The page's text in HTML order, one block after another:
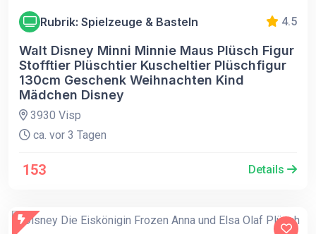
Rubrik: Spielzeuge & Basteln 4.5
Walt Disney Minni Minnie Maus Plüsch Figur
Stofftier Plüschtier Kuscheltier Plüschfigur
130cm Geschenk Weihnachten Kind
Mädchen Disney
3930 Visp
ca. vor 3 Tagen
153 Details